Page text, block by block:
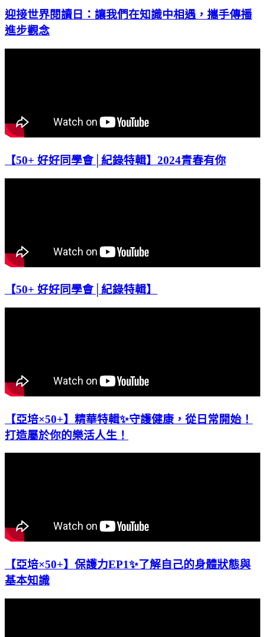
迎接世界閱讀日：讓我們在知識中相遇，攜手傳播
進步觀念
【50+ 好好同學會│紀錄特輯】2024青春有你
【50+ 好好同學會│紀錄特輯】
【亞培×50+】精華特輯✨守護健康，從日常開始！
打造屬於你的樂活人生！
【亞培×50+】保護力EP1✨了解自己的身體狀態與
基本知識